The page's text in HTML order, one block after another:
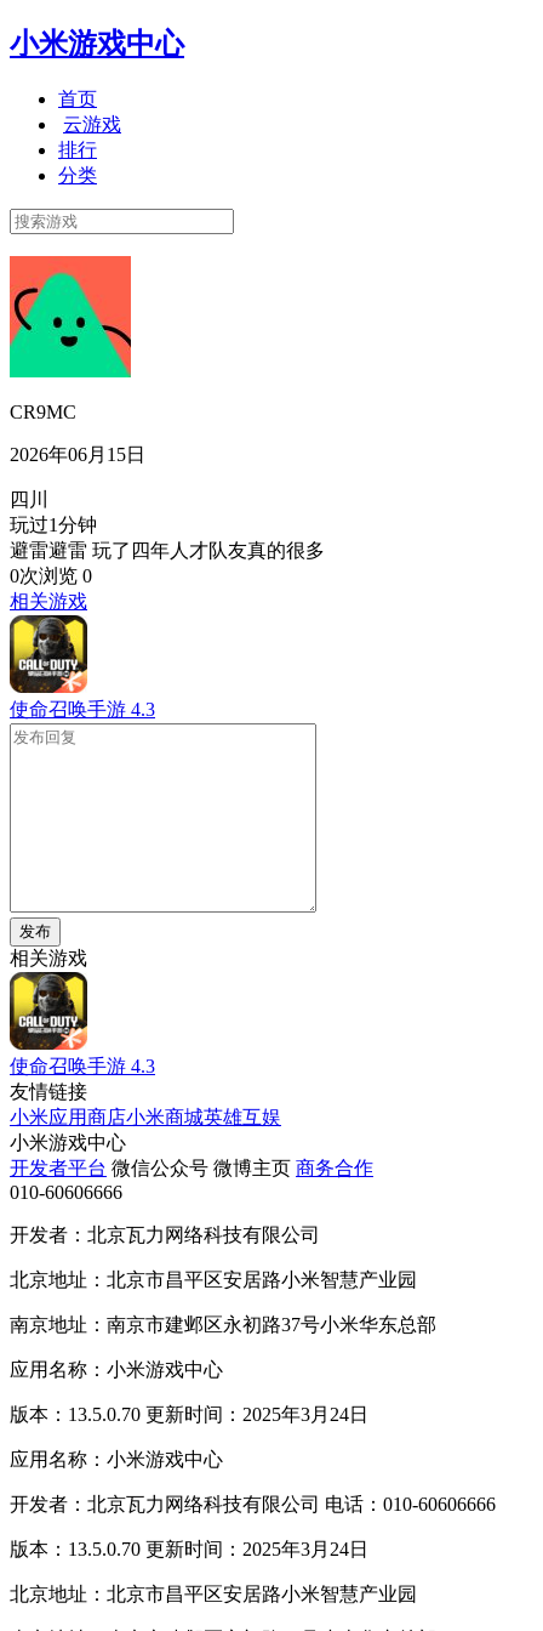
小米游戏中心
首页
云游戏
排行
分类
CR9MC
2026年06月15日
四川
玩过1分钟
避雷避雷 玩了四年人才队友真的很多
0次浏览 0
相关游戏
使命召唤手游 4.3
发布
相关游戏
使命召唤手游 4.3
友情链接
小米应用商店小米商城英雄互娱
小米游戏中心
开发者平台 微信公众号 微博主页 商务合作
010-60606666
开发者：北京瓦力网络科技有限公司
北京地址：北京市昌平区安居路小米智慧产业园
南京地址：南京市建邺区永初路37号小米华东总部
应用名称：小米游戏中心
版本：13.5.0.70 更新时间：2025年3月24日
应用名称：小米游戏中心
开发者：北京瓦力网络科技有限公司 电话：010-60606666
版本：13.5.0.70 更新时间：2025年3月24日
北京地址：北京市昌平区安居路小米智慧产业园